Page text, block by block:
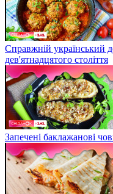
Справжній український
дев'ятнадцятого століття
Запечені баклажанові